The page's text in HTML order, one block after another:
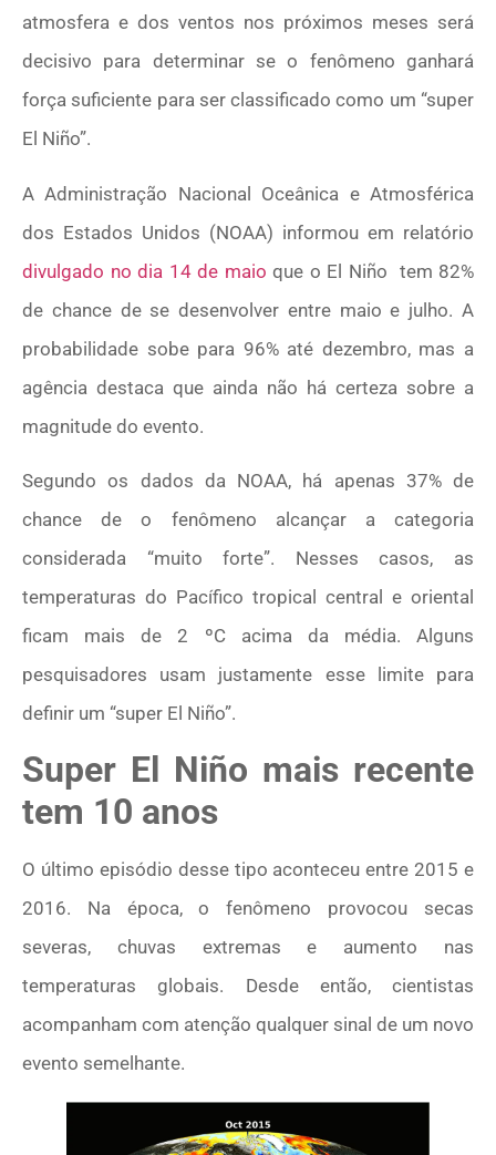
atmosfera e dos ventos nos próximos meses será
decisivo para determinar se o fenômeno ganhará
força suficiente para ser classificado como um “super
El Niño”.
A Administração Nacional Oceânica e Atmosférica
dos Estados Unidos (NOAA) informou em relatório
divulgado no dia 14 de maio que o El Niño tem 82%
de chance de se desenvolver entre maio e julho. A
probabilidade sobe para 96% até dezembro, mas a
agência destaca que ainda não há certeza sobre a
magnitude do evento.
Segundo os dados da NOAA, há apenas 37% de
chance de o fenômeno alcançar a categoria
considerada “muito forte”. Nesses casos, as
temperaturas do Pacífico tropical central e oriental
ficam mais de 2 ºC acima da média. Alguns
pesquisadores usam justamente esse limite para
definir um “super El Niño”.
Super El Niño mais recente
tem 10 anos
O último episódio desse tipo aconteceu entre 2015 e
2016. Na época, o fenômeno provocou secas
severas, chuvas extremas e aumento nas
temperaturas globais. Desde então, cientistas
acompanham com atenção qualquer sinal de um novo
evento semelhante.